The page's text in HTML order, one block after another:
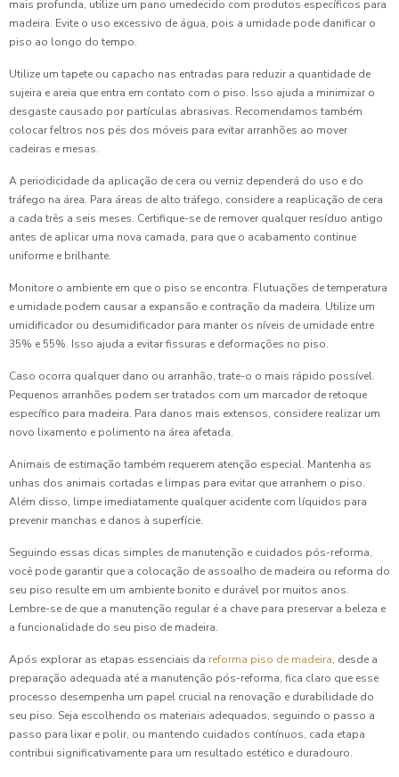
mais profunda, utilize um pano umedecido com produtos específicos para
madeira. Evite o uso excessivo de água, pois a umidade pode danificar o
piso ao longo do tempo.
Utilize um tapete ou capacho nas entradas para reduzir a quantidade de
sujeira e areia que entra em contato com o piso. Isso ajuda a minimizar o
desgaste causado por partículas abrasivas. Recomendamos também
colocar feltros nos pés dos móveis para evitar arranhões ao mover
cadeiras e mesas.
A periodicidade da aplicação de cera ou verniz dependerá do uso e do
tráfego na área. Para áreas de alto tráfego, considere a reaplicação de cera
a cada três a seis meses. Certifique-se de remover qualquer resíduo antigo
antes de aplicar uma nova camada, para que o acabamento continue
uniforme e brilhante.
Monitore o ambiente em que o piso se encontra. Flutuações de temperatura
e umidade podem causar a expansão e contração da madeira. Utilize um
umidificador ou desumidificador para manter os níveis de umidade entre
35% e 55%. Isso ajuda a evitar fissuras e deformações no piso.
Caso ocorra qualquer dano ou arranhão, trate-o o mais rápido possível.
Pequenos arranhões podem ser tratados com um marcador de retoque
específico para madeira. Para danos mais extensos, considere realizar um
novo lixamento e polimento na área afetada.
Animais de estimação também requerem atenção especial. Mantenha as
unhas dos animais cortadas e limpas para evitar que arranhem o piso.
Além disso, limpe imediatamente qualquer acidente com líquidos para
prevenir manchas e danos à superfície.
Seguindo essas dicas simples de manutenção e cuidados pós-reforma,
você pode garantir que a colocação de assoalho de madeira ou reforma do
seu piso resulte em um ambiente bonito e durável por muitos anos.
Lembre-se de que a manutenção regular é a chave para preservar a beleza e
a funcionalidade do seu piso de madeira.
Após explorar as etapas essenciais da reforma piso de madeira, desde a
preparação adequada até a manutenção pós-reforma, fica claro que esse
processo desempenha um papel crucial na renovação e durabilidade do
seu piso. Seja escolhendo os materiais adequados, seguindo o passo a
passo para lixar e polir, ou mantendo cuidados contínuos, cada etapa
contribui significativamente para um resultado estético e duradouro.